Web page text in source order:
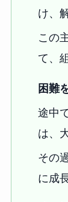
け、
この
て、
困難
途中
は、
その
に成